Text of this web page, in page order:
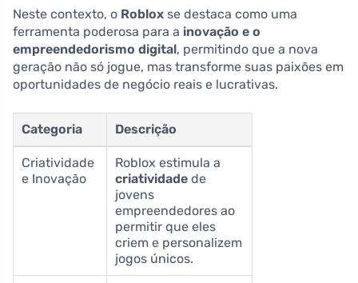
Neste contexto, o Roblox se destaca como uma
ferramenta poderosa para a inovação e o
empreendedorismo digital, permitindo que a nova
geração não só jogue, mas transforme suas paixões em
oportunidades de negócio reais e lucrativas.
Categoria Descrição
Criatividade
e Inovação
Roblox estimula a
criatividade de
jovens
empreendedores ao
permitir que eles
criem e personalizem
jogos únicos.